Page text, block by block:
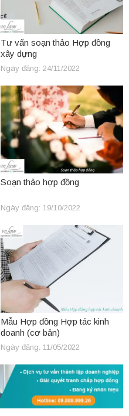
Tư vấn soạn thảo Hợp đồng
xây dựng
Ngày đăng: 24/11/2022
Soạn thảo hợp đồng
Ngày đăng: 19/10/2022
Mẫu Hợp đồng Hợp tác kinh
doanh (cơ bản)
Ngày đăng: 11/05/2022